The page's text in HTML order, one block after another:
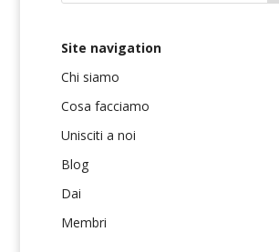
Site navigation
Chi siamo
Cosa facciamo
Unisciti a noi
Blog
Dai
Membri